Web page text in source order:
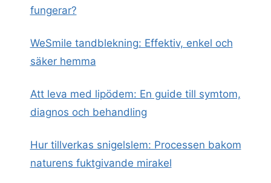
fungerar?
WeSmile tandblekning: Effektiv, enkel och
säker hemma
Att leva med lipödem: En guide till symtom,
diagnos och behandling
Hur tillverkas snigelslem: Processen bakom
naturens fuktgivande mirakel